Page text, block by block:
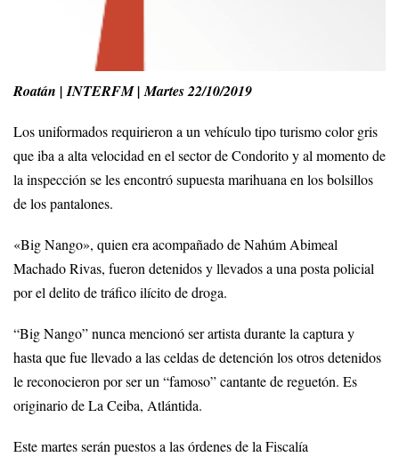
Roatán | INTERFM | Martes 22/10/2019
Los uniformados requirieron a un vehículo tipo turismo color gris
que iba a alta velocidad en el sector de Condorito y al momento de
la inspección se les encontró supuesta marihuana en los bolsillos
de los pantalones.
«Big Nango», quien era acompañado de Nahúm Abimeal
Machado Rivas, fueron detenidos y llevados a una posta policial
por el delito de tráfico ilícito de droga.
“Big Nango” nunca mencionó ser artista durante la captura y
hasta que fue llevado a las celdas de detención los otros detenidos
le reconocieron por ser un “famoso” cantante de reguetón. Es
originario de La Ceiba, Atlántida.
Este martes serán puestos a las órdenes de la Fiscalía